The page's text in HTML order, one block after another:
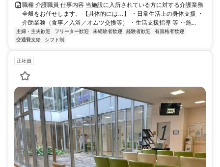
職種 介護職員 仕事内容 当施設に入所されている方に対する介護業務
全般をお任せします。 【具体的には…】 ・日常生活上の身体支援 ・
介助業務（食事／入浴／オムツ交換等） ・生活支援指導 等 ‥施...
主婦・主夫歓迎 フリーター歓迎 未経験者歓迎 経験者歓迎
有資格者歓迎
交通費支給
シフト制
正社員